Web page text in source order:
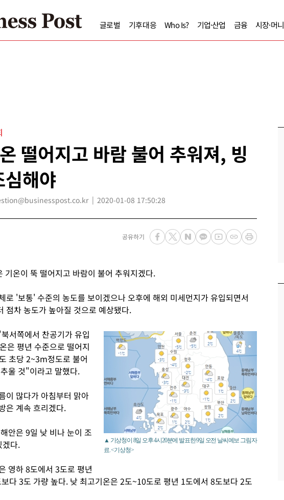
글로벌 기후대응 Who Is? 기업·산업 금융 시장·머니
떨어지고 바람 불어 추워져, 빙
해야
2020-01-08 17:50:28
공유하기
기온이 뚝 떨어지고 바람이 불어 추워지겠다.
로 '보통' 수준의 농도를 보이겠으나 오후에 해외 미세먼지가 유입되면서
점차 농도가 높아질 것으로 예상됐다.
▲ 기상청이 8일 오후 4시20분에 발표한 9일 오전 날씨예보 그림자
료. <기상청>
서쪽에서 찬공기가 유입
은 평년 수준으로 떨어지
초당 2~3m정도로 불어
울 것"이라고 말했다.
이 많다가 아침부터 맑아
은 계속 흐리겠다.
안은 9일 낮 비나 눈이 조
겠다.
영하 8도에서 3도로 평년
다 3도 가량 높다. 낮 최고기온은 2도~10도로 평년 1도에서 8도보다 2도